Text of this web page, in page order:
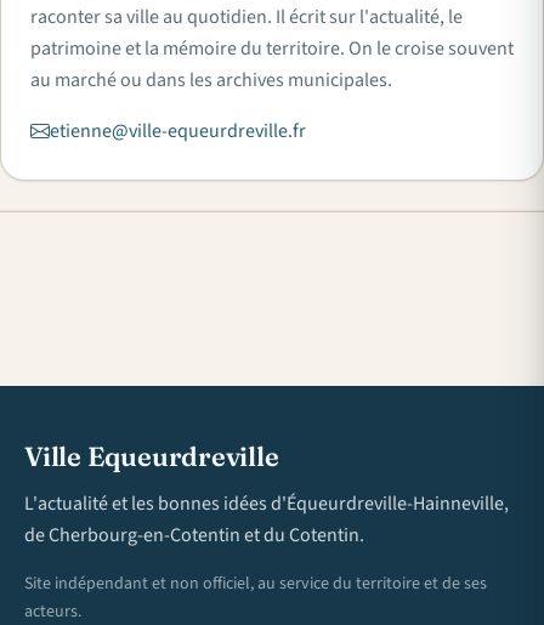
raconter sa ville au quotidien. Il écrit sur l'actualité, le
patrimoine et la mémoire du territoire. On le croise souvent
au marché ou dans les archives municipales.
etienne@ville-equeurdreville.fr
Ville Equeurdreville
L'actualité et les bonnes idées d'Équeurdreville-Hainneville,
de Cherbourg-en-Cotentin et du Cotentin.
Site indépendant et non officiel, au service du territoire et de ses
acteurs.